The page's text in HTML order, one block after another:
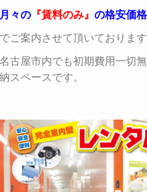
月々の 『賃料のみ』の格安価格
でご案内させて頂いております
名古屋市内でも初期費用一切
納スペースです。